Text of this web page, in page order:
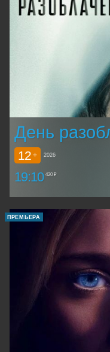
День
12 + 2026
19:10 420 ₽
ПРЕМЬЕРА